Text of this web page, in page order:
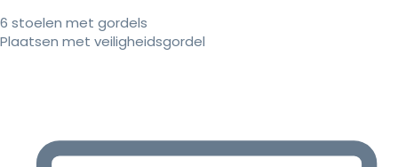
6 stoelen met gordels
Plaatsen met veiligheidsgordel